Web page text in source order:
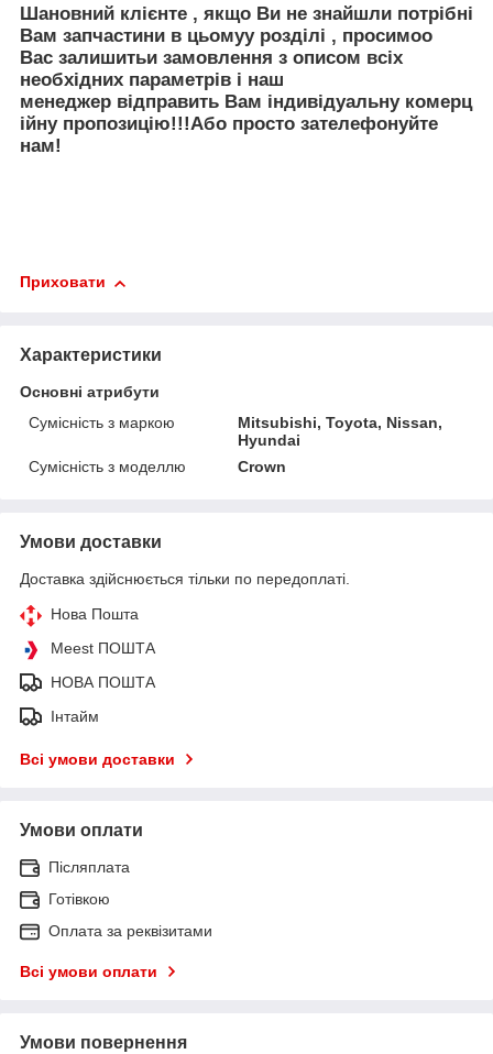
Шановний клієнте , якщо Ви не знайшли потрібні
Вам запчастини в цьомуу розділі , просимоо
Вас залишитьи замовлення з описом всіх
необхідних параметрів і наш
менеджер відправить Вам індивідуальнукомерц
ійну пропозицію!!!Або просто зателефонуйте
нам!
Приховати
Характеристики
Основні атрибути
Сумісність з маркою
Mitsubishi, Toyota, Nissan,
Hyundai
Сумісність з моделлю
Crown
Умови доставки
Доставка здійснюється тільки по передоплаті.
Нова Пошта
Meest ПОШТА
НОВА ПОШТА
Інтайм
Всі умови доставки
Умови оплати
Післяплата
Готівкою
Оплата за реквізитами
Всі умови оплати
Умови повернення